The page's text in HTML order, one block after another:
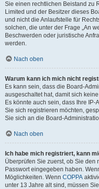
Sie einen rechtlichen Beistand zu
Limited und der Besitzer dieses
und nicht die Anlaufstelle für
solchen, die unter der Frage „An
Beschwerden oder juristische
werden.
Nach oben
Warum kann ich mich nicht
Es kann sein, dass die Board-
ausgeschaltet hat, damit sich
Es könnte auch sein, dass Ihre
Sie sich registrieren möchten,
Sie sich an die Board-
Nach oben
Ich habe mich registriert, kann
Überprüfen Sie zuerst, ob Sie
Passwort eingegeben haben.
Möglichkeiten. Wenn COPPA
unter 13 Jahre alt sind, müssen